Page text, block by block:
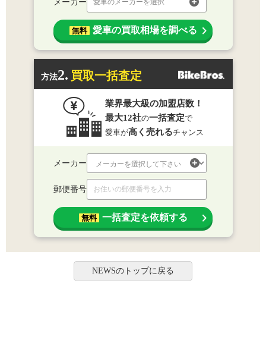
メーカー 愛車のメーカーを選択
無料 愛車の買取相場を調べる
方法2. 買取一括査定
業界最大級の加盟店数！
最大12社の一括査定で
愛車が高く売れるチャンス
メーカー
郵便番号
無料 一括査定を依頼する
NEWSのトップに戻る